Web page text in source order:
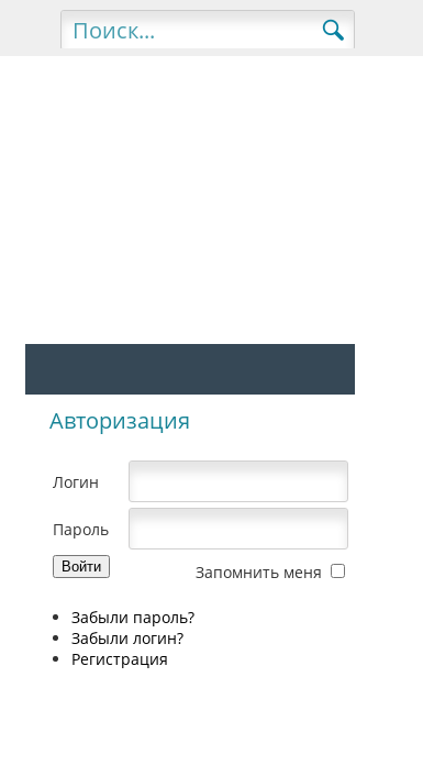
Авторизация
Логин
Пароль
Запомнить меня
Забыли пароль?
Забыли логин?
Регистрация